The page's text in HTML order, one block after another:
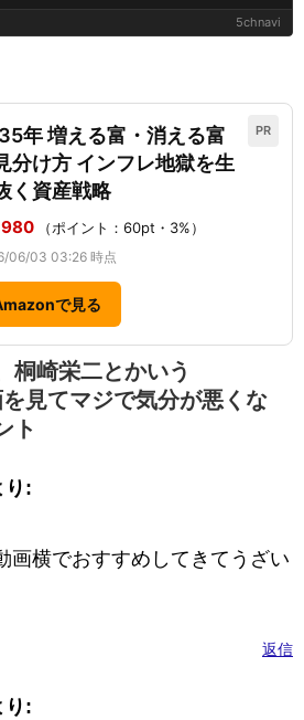
5chnavi
PR
年 増える富・消える富
分け方 インフレ地獄を生
く資産戦略
（ポイント：60pt・3%）
06/03 03:26 時点
で見る
桐崎栄二とかいう
見てマジで気分が悪くな
ト
り:
画横でおすすめしてきてうざい
返信
り: